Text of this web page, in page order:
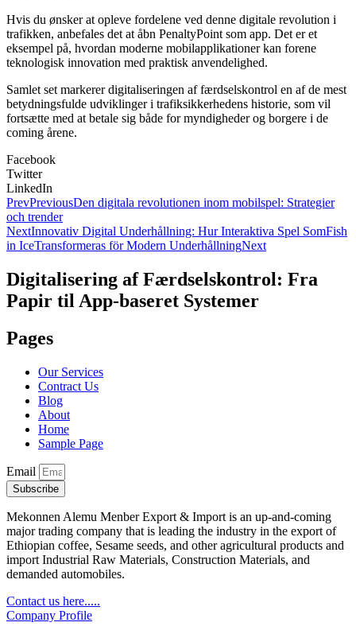
Hvis du ønsker at opleve fordelene ved denne digitale revolution i
trafikken, anbefales det at åbn PenaltyPoint som app. Det er et
eksempel på, hvordan moderne mobilapplikationer kan forene
teknologisk innovation med praktisk anvendelighed.
Samlet set markerer digitaliseringen af færdselskontrol en af de mest
betydningsfulde udviklinger i trafiksikkerhedens historie, som vil
fortsætte med at betale sig både for myndigheder og borgere i de
coming årene.
Facebook
Twitter
LinkedIn
PrevPreviousDen digitala revolutionen inom mobilspel: Strategier
och trender
NextInnovativ Digital Underhållning: Hur Interaktiva Spel SomFish
in IceTransformeras för Modern UnderhållningNext
Digitalisering af Færdselskontrol: Fra
Papir til App-baseret Systemer
Pages
Our Services
Contract Us
Blog
About
Home
Sample Page
Email
Subscribe
Mekonnen Alemu Menber Export & Import is an up-and-coming
major trading company that is leading the industry in the export of
Ethiopian coffee, Sesame seeds, and other agricultural products and
import Industrial Raw Materials, Construction Materials, and
demanded automobiles.
Contact us here.....
Company Profile